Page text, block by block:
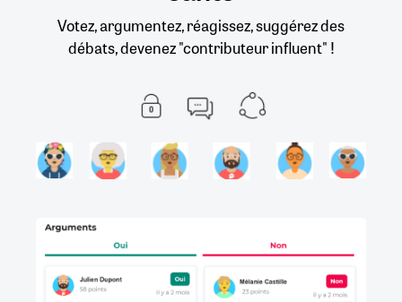
Votez, argumentez, réagissez, suggérez des
débats, devenez "contributeur influent" !